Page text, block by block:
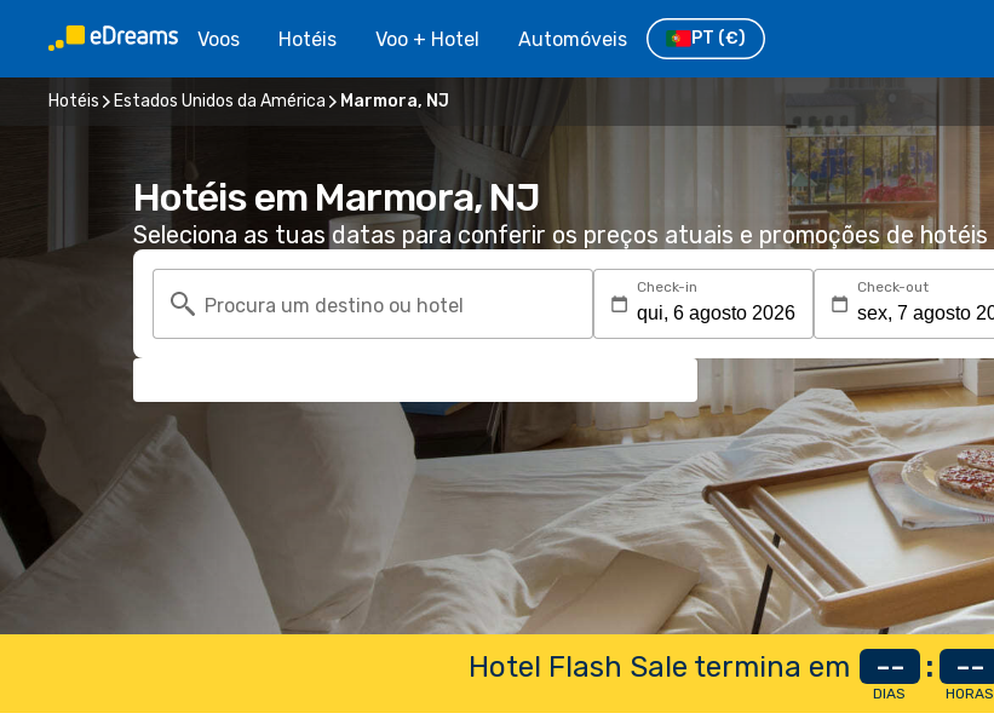
Voos Hotéis Voo + Hotel Automóveis PT (€)
Hotéis Estados Unidos da América Marmora, NJ
Hotéis em Marmora, NJ
Seleciona as tuas datas para conferir os preços atuais e promoções de hotéis
Procura um destino ou hotel
Check-in Check-out
Hotel Flash Sale termina em --
DIAS
: --
HORAS